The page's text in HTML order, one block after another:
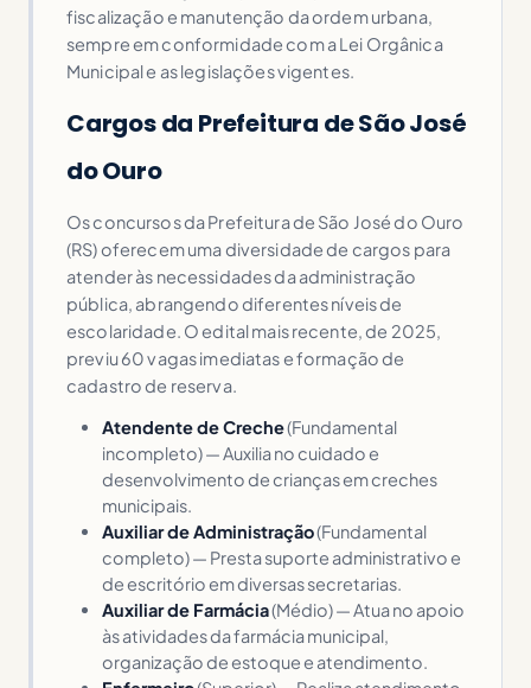
fiscalização e manutenção da ordem urbana,
sempre em conformidade com a Lei Orgânica
Municipal e as legislações vigentes.
Cargos da Prefeitura de São José
do Ouro
Os concursos da Prefeitura de São José do Ouro
(RS) oferecem uma diversidade de cargos para
atender às necessidades da administração
pública, abrangendo diferentes níveis de
escolaridade. O edital mais recente, de 2025,
previu 60 vagas imediatas e formação de
cadastro de reserva.
Atendente de Creche(Fundamental
incompleto) — Auxilia no cuidado e
desenvolvimento de crianças em creches
municipais.
Auxiliar de Administração(Fundamental
completo) — Presta suporte administrativo e
de escritório em diversas secretarias.
Auxiliar de Farmácia(Médio) — Atua no apoio
às atividades da farmácia municipal,
organização de estoque e atendimento.